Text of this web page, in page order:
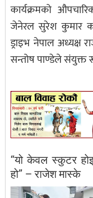
कार्यक्रमको
जेनेरल सुरेश कुमार
ड्राइभ नेपाल अध्यक्ष
सन्तोष पाण्डेले संयुक्त
“यो केवल स्कुटर
हो” – राजेश मास्के